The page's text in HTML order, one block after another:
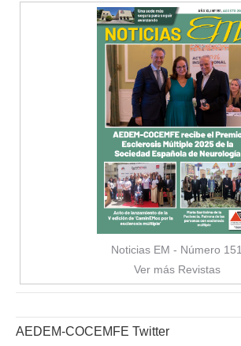
Noticias EM - Número 151
Ver más Revistas
AEDEM-COCEMFE Twitter